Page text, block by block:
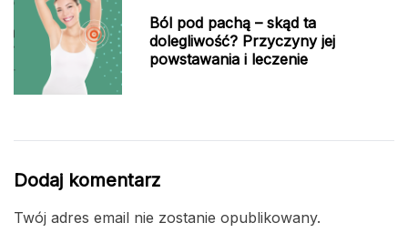
Ból pod pachą – skąd ta
dolegliwość? Przyczyny jej
powstawania i leczenie
Dodaj komentarz
Twój adres email nie zostanie opublikowany.